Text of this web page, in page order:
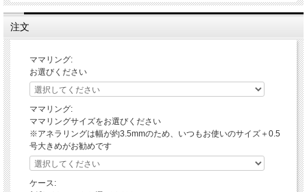
注文
ママリング:
お選びください
ママリング:
ママリングサイズをお選びください
※アネラリングは幅が約3.5mmのため、いつもお使いのサイズ＋0.5
号大きめがお勧めです
ケース: